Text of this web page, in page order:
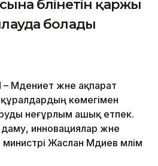
бөлінетін қаржы
болады
Мәдениет және ақпарат
құралдардың көмегімен
неғұрлым ашық етпек.
инновациялар және
Жаслан Мәдиев мәлім